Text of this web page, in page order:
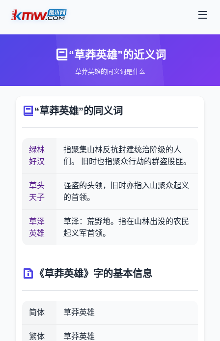
“草莽英雄”的近义词
草莽英雄的同义词是什么
“草莽英雄”的同义词
绿林
好汉
指聚集山林反抗封建统治阶级的人
们。 旧时也指聚众行劫的群盗股匪。
草头
天子
强盗的头领，旧时亦指入山聚众起义
的首领。
草泽
英雄
草泽：荒野地。指在山林出没的农民
起义军首领。
《草莽英雄》字的基本信息
简体 草莽英雄
繁体
草莽英雄